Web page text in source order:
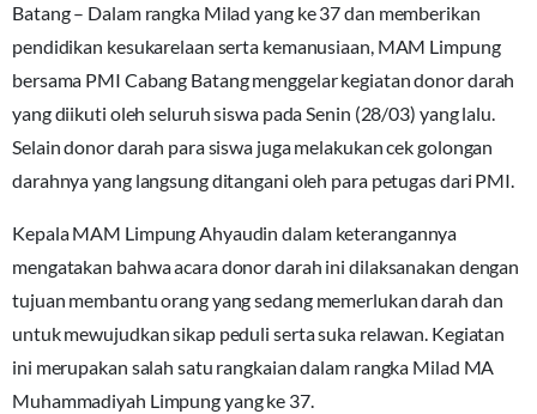
Batang – Dalam rangka Milad yang ke 37 dan memberikan
pendidikan kesukarelaan serta kemanusiaan, MAM Limpung
bersama PMI Cabang Batang menggelar kegiatan donor darah
yang diikuti oleh seluruh siswa pada Senin (28/03) yang lalu.
Selain donor darah para siswa juga melakukan cek golongan
darahnya yang langsung ditangani oleh para petugas dari PMI.
Kepala MAM Limpung Ahyaudin dalam keterangannya
mengatakan bahwa acara donor darah ini dilaksanakan dengan
tujuan membantu orang yang sedang memerlukan darah dan
untuk mewujudkan sikap peduli serta suka relawan. Kegiatan
ini merupakan salah satu rangkaian dalam rangka Milad MA
Muhammadiyah Limpung yang ke 37.